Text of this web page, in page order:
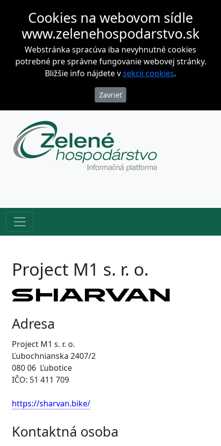
Cookies na webovom sídle
www.zelenehospodarstvo.sk
Webstránka spracúva iba nevyhnutné cookies
potrebné pre správne fungovanie webovej stránky.
Bližšie info nájdete vsekcii cookies.
Project M1 s. r. o.
Adresa
Project M1 s. r. o.
Ľubochnianska 2407/2
080 06 Ľubotice
IČO: 51 411 709
https://sharvan.bike/
Kontaktná osoba